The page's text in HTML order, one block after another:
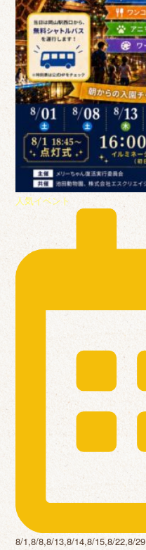
人気イベント
8/1,8/8,8/13,8/14,8/15,8/22,8/29